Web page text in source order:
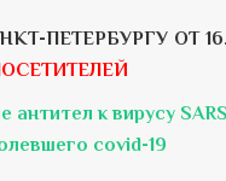
ПЕТЕРБУРГУ ОТ
к вирусу
covid-19